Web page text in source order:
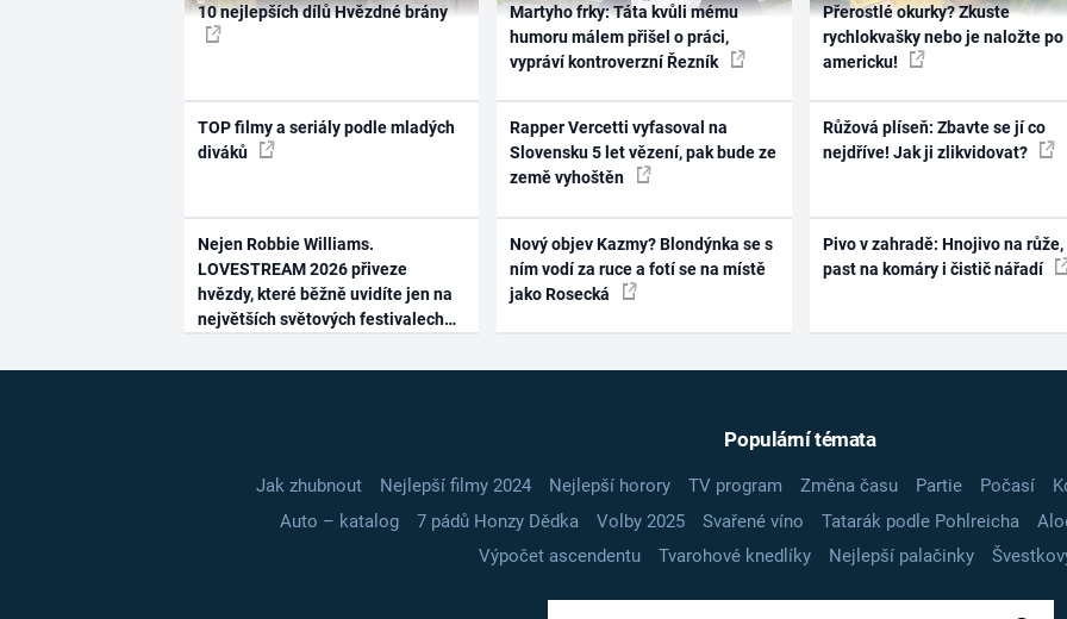
10 nejlepších dílů Hvězdné brány
TOP filmy a seriály podle mladých
diváků
Nejen Robbie Williams.
LOVESTREAM 2026 přiveze
hvězdy, které běžně uvidíte jen na
největších světových festivalech
Martyho frky: Táta kvůli mému
humoru málem přišel o práci,
vypráví kontroverzní Řezník
Rapper Vercetti vyfasoval na
Slovensku 5 let vězení, pak bude ze
země vyhoštěn
Nový objev Kazmy? Blondýnka se s
ním vodí za ruce a fotí se na místě
jako Rosecká
Přerostlé okurky? Zkuste
rychlokvašky nebo je naložte po
americku!
Růžová plíseň: Zbavte se jí co
nejdříve! Jak ji zlikvidovat?
Pivo v zahradě: Hnojivo na růže,
past na komáry i čistič nářadí
Populární témata
Jak zhubnout Nejlepší filmy 2024 Nejlepší horory TV program Změna času Partie Počasí
Auto – katalog
7 pádů Honzy Dědka Volby 2025 Svařené víno Tatarák podle Pohlreicha
Výpočet ascendentu
Tvarohové knedlíky Nejlepší palačinky